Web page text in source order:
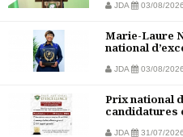
JDA 03/08/2026
Marie-Laure
national
JDA 03/08/2026
Prix national
candidatures
JDA 31/07/2026